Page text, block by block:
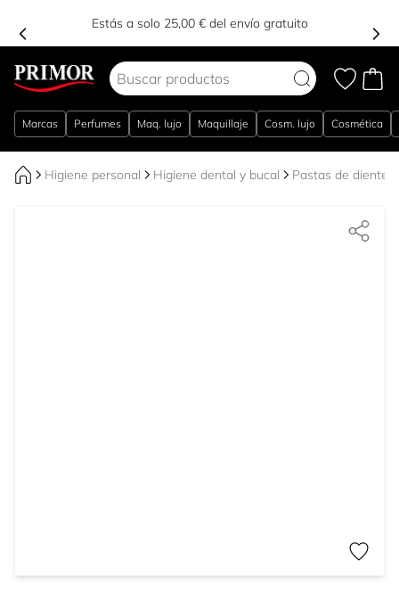
Estás a solo 25,00 € del envío gratuito
Marcas Perfumes Maq. lujo Maquillaje Cosm. lujo Cosmética
Higiene personal Higiene dental y bucal Pastas de